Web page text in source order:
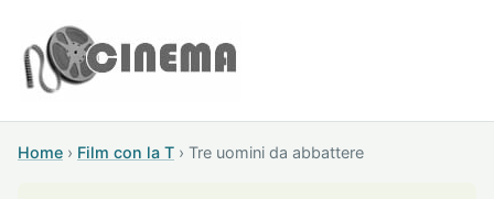
Home › Film con la T › Tre uomini da abbattere